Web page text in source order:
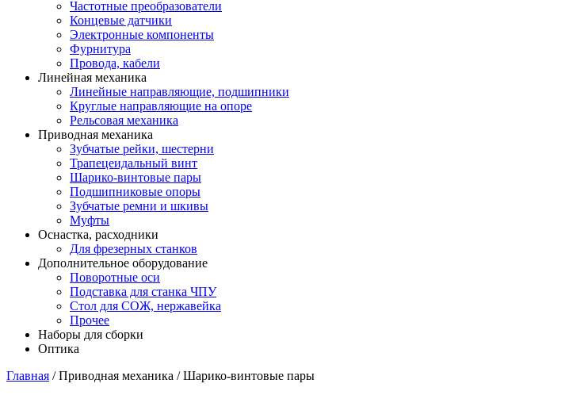
Частотные преобразователи
Концевые датчики
Электронные компоненты
Фурнитура
Провода, кабели
Линейная механика
Линейные направляющие, подшипники
Круглые направляющие на опоре
Рельсовая механика
Приводная механика
Зубчатые рейки, шестерни
Трапецеидальный винт
Шарико-винтовые пары
Подшипниковые опоры
Зубчатые ремни и шкивы
Муфты
Оснастка, расходники
Для фрезерных станков
Дополнительное оборудование
Поворотные оси
Подставка для станка ЧПУ
Стол для СОЖ, нержавейка
Прочее
Наборы для сборки
Оптика
Главная / Приводная механика / Шарико-винтовые пары